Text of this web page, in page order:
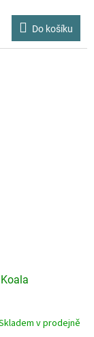
Do košíku
v prodejně